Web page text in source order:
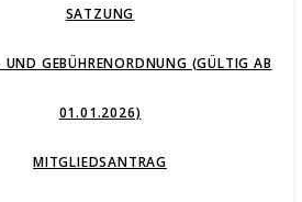
SATZUNG
UND GEBÜHRENORDNUNG (GÜLTIG AB
01.01.2026)
MITGLIEDSANTRAG